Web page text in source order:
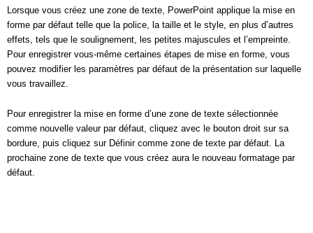
Lorsque vous créez une zone de texte, PowerPoint applique la mise en
forme par défaut telle que la police, la taille et le style, en plus d’autres
effets, tels que le soulignement, les petites majuscules et l’empreinte.
Pour enregistrer vous-même certaines étapes de mise en forme, vous
pouvez modifier les paramètres par défaut de la présentation sur laquelle
vous travaillez.
Pour enregistrer la mise en forme d’une zone de texte sélectionnée
comme nouvelle valeur par défaut, cliquez avec le bouton droit sur sa
bordure, puis cliquez sur Définir comme zone de texte par défaut. La
prochaine zone de texte que vous créez aura le nouveau formatage par
défaut.